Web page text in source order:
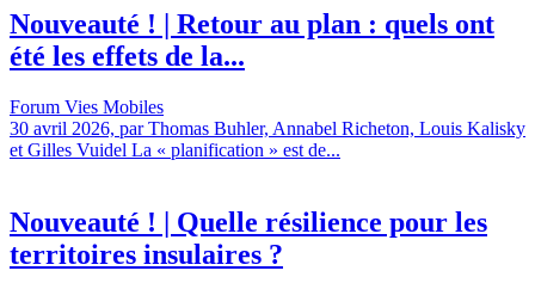
Nouveauté ! | Retour au plan : quels ont
été les effets de la...
Forum Vies Mobiles
30 avril 2026, par Thomas Buhler, Annabel Richeton, Louis Kalisky
et Gilles Vuidel La « planification » est de...
Nouveauté ! | Quelle résilience pour les
territoires insulaires ?